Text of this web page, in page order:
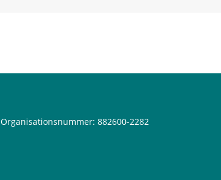
Organisationsnummer: 882600-2282